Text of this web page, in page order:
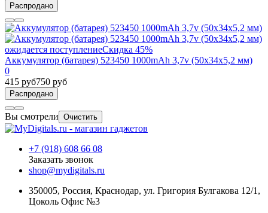
Распродано
ожидается поступлениеСкидка 45%
Аккумулятор (батарея) 523450 1000mAh 3,7v (50х34х5,2 мм)
0
415 руб750 руб
Распродано
Вы смотрели Очистить
+7 (918) 608 66 08
Заказать звонок
shop@mydigitals.ru
350005, Россия, Краснодар, ул. Григория Булгакова 12/1,
Цоколь Офис №3